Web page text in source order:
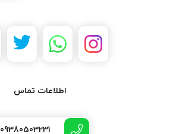
اطلاعات تماس
09380503231